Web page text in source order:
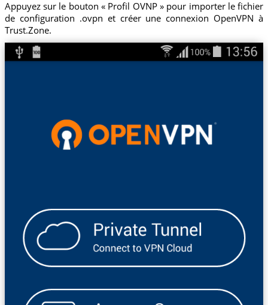
Appuyez sur le bouton « Profil OVNP » pour importer le fichier
de configuration .ovpn et créer une connexion OpenVPN à
Trust.Zone.